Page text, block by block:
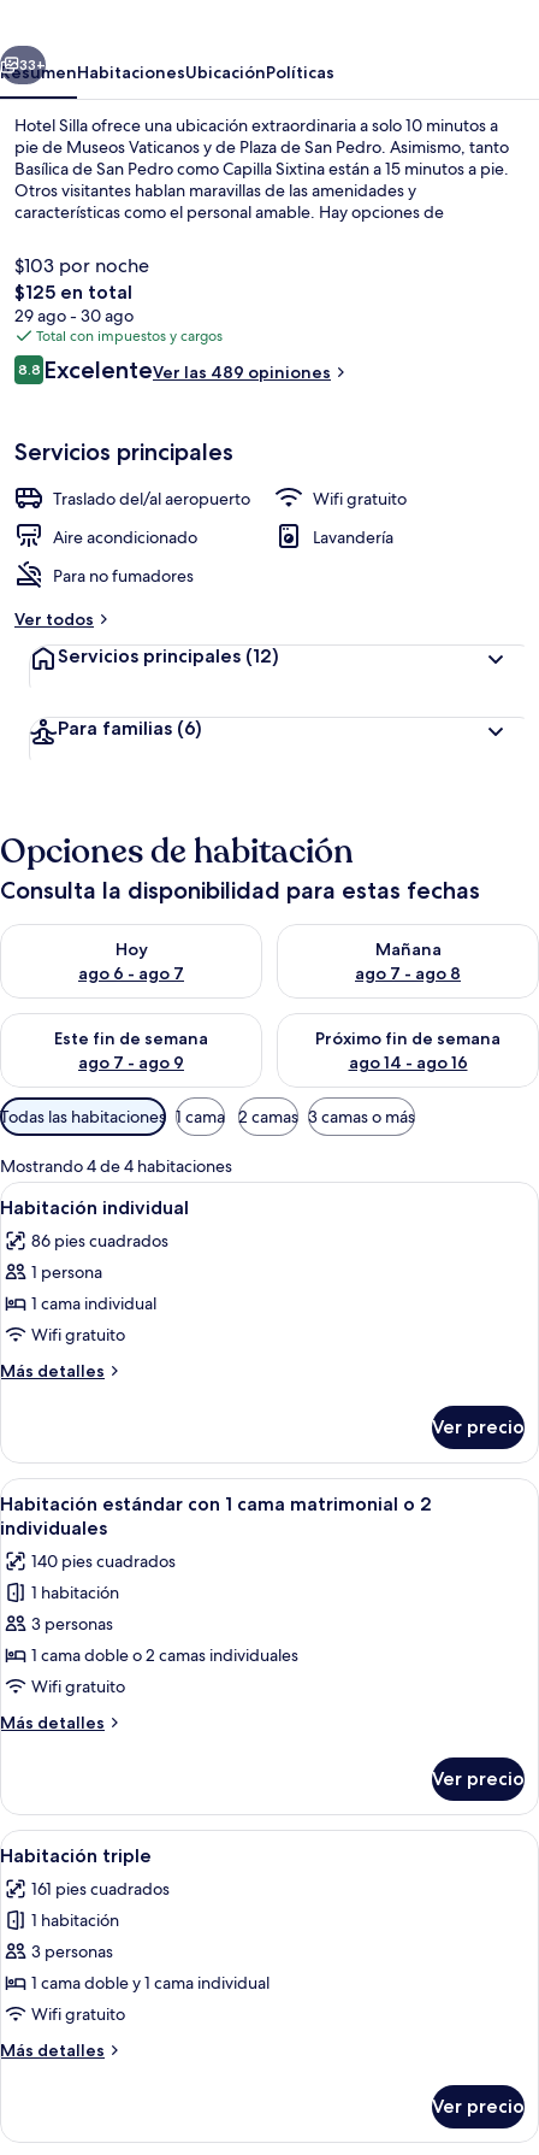
Siguiente
33+
ResumenHabitacionesUbicaciónPolíticas
Hotel Silla ofrece una ubicación extraordinaria a solo 10 minutos a
pie de Museos Vaticanos y de Plaza de San Pedro. Asimismo, tanto
Basílica de San Pedro como Capilla Sixtina están a 15 minutos a pie.
Otros visitantes hablan maravillas de las amenidades y
características como el personal amable. Hay opciones de
Ottaviano - San Pietro - Musei Vaticani queda a unos pasos y Milizie-
Angelico Tram Stop está a 4 minutos.
$103 por noche
El
precio
total
es
de
$125 en total
29 ago - 30 ago
Total con impuestos y cargos
Opiniones
8.88.8 de 10,
ExcelenteVer las 489 opiniones
Servicios principales
Traslado del/al aeropuerto
Wifi gratuito
Aire acondicionado
Lavandería
Para no fumadores
Ver todos
Servicios principales (12)
Para familias (6)
Opciones de habitación
Consulta la disponibilidad para estas fechas
Hoy
ago 6 - ago 7
Consulta la disponibilidad para hoy ago 6 - ago 7
Mañana
ago 7 - ago 8
Consulta la disponibilidad
Este fin de semana
ago 7 - ago 9
Consulta la disponibilidad para este fin de semana ago 7 -
Próximo fin de semana
ago 14 - ago 16
Consulta la disponibilidad
Filtros
disponibles
para
las
habitaciones
Todas las habitaciones 1 cama 2 camas 3 camas o más
Mostrando 4 de 4 habitaciones
Abrir
todas
las
fotos
de
Habitación
individual
Edredón, caja de seguridad en la
4
Habitación individual
86 pies cuadrados
1 persona
1 cama individual
Wifi gratuito
Más detalles
Más
individual
Ver precio
Abrir
todas
las
fotos
de
Habitación
estándar
con
1
cama
o
individuales
Edredón, caja de seguridad en la
11
Habitación estándar con 1 cama matrimonial o 2
individuales
140 pies cuadrados
1 habitación
3 personas
1 cama doble o 2 camas individuales
Wifi gratuito
Más detalles
Más
estándar
con
1
matrimonial
o
individuales
Ver precio
Abrir
todas
las
fotos
de
Habitación
triple
Edredón, caja de seguridad en la
4
Habitación triple
161 pies cuadrados
1 habitación
3 personas
1 cama doble y 1 cama individual
Wifi gratuito
Más detalles
Más
triple
Ver precio